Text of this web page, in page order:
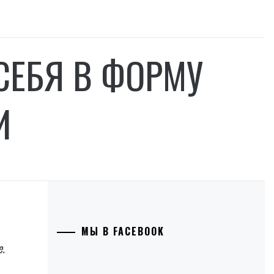
В ФОРМУ
МЫ В FACEBOOK